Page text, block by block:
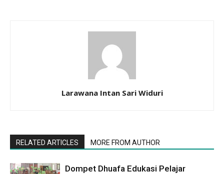
Larawana Intan Sari Widuri
RELATED ARTICLES MORE FROM AUTHOR
Dompet Dhuafa Edukasi Pelajar